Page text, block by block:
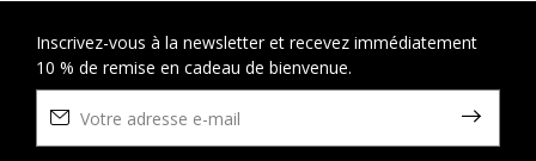
Inscrivez-vous à la newsletter et recevez immédiatement
10 % de remise en cadeau de bienvenue.